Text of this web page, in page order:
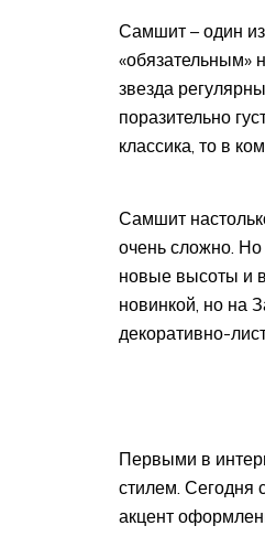
Самшит – один
«обязательным»
звезда
поразительно
классика, то в
Самшит
очень сложно.
новые высоты и
новинкой, но на
декоративно-
Первыми в
стилем. Сегодня
акцент